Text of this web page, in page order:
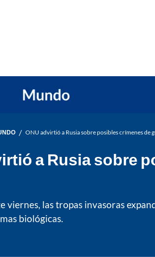
/ ONU advirtió a Rusia sobre posibles crímenes de
a Rusia sobre
viernes, las tropas invasoras
biológicas.